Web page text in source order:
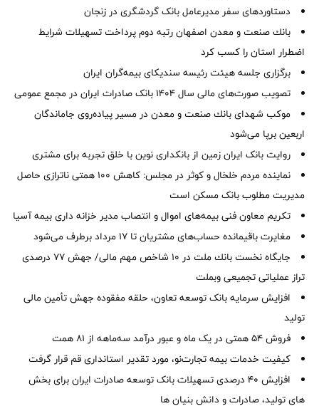
دستاوردهای سفر مدیرعامل بانک گردشگری در زنجان
بانك صنعت و معدن اصفهان رتبه دوم پرداخت تسهیلات شرایط
اضطرار استان را كسب كرد
برگزاری جلسه هیئت رئیسه سندیکای بیمه‌گران ایران
تصویب صورت‌های مالی سال ۱۴۰۴ بانک صادرات ایران در مجمع عمومی
موكب شهدای بانك صنعت و معدن در مسیر پیاده‌روی جاماندگان
اربعین برپا می‌شود
روایت بانک ایران زمین از بانکداری نوین با خلق تجربه برای مشتری
نماینده مردم خلخال و کوثر در مجلس: کاهش ۱۰۰ همتی ناترازی حاصل
مدیریت مطلوب بانک مسکن است
تکریم معاون فنی بیمه‌های اموال و انتصاب مدیر خزانه داری بیمه آسیا
مغایرت‌ باقیمانده حساب‌های مشتریان تا ۱۷ مرداد برطرف می‌شود
جایگاه نخست بانك ملت در 10 شاخص مهم مالی/ جهش 77 درصدی
تراز عملیاتی تجمیعی وبملت
افزایش سرمایه بانک توسعه تعاون، حلقه مفقوده جهش تأمین مالی
تولید
فروش 54 همتی در یک ماه و عبور درآمد سه‌ماهه از 81 همت
کیفیت خدمات بیمه تجارت‌نو، مورد تقدیر استانداری قم قرار گرفت
افزایش 40 درصدی تسهیلات بانک توسعه صادرات ایران برای بخش
های تولید، صادرات و دانش بنیان ها